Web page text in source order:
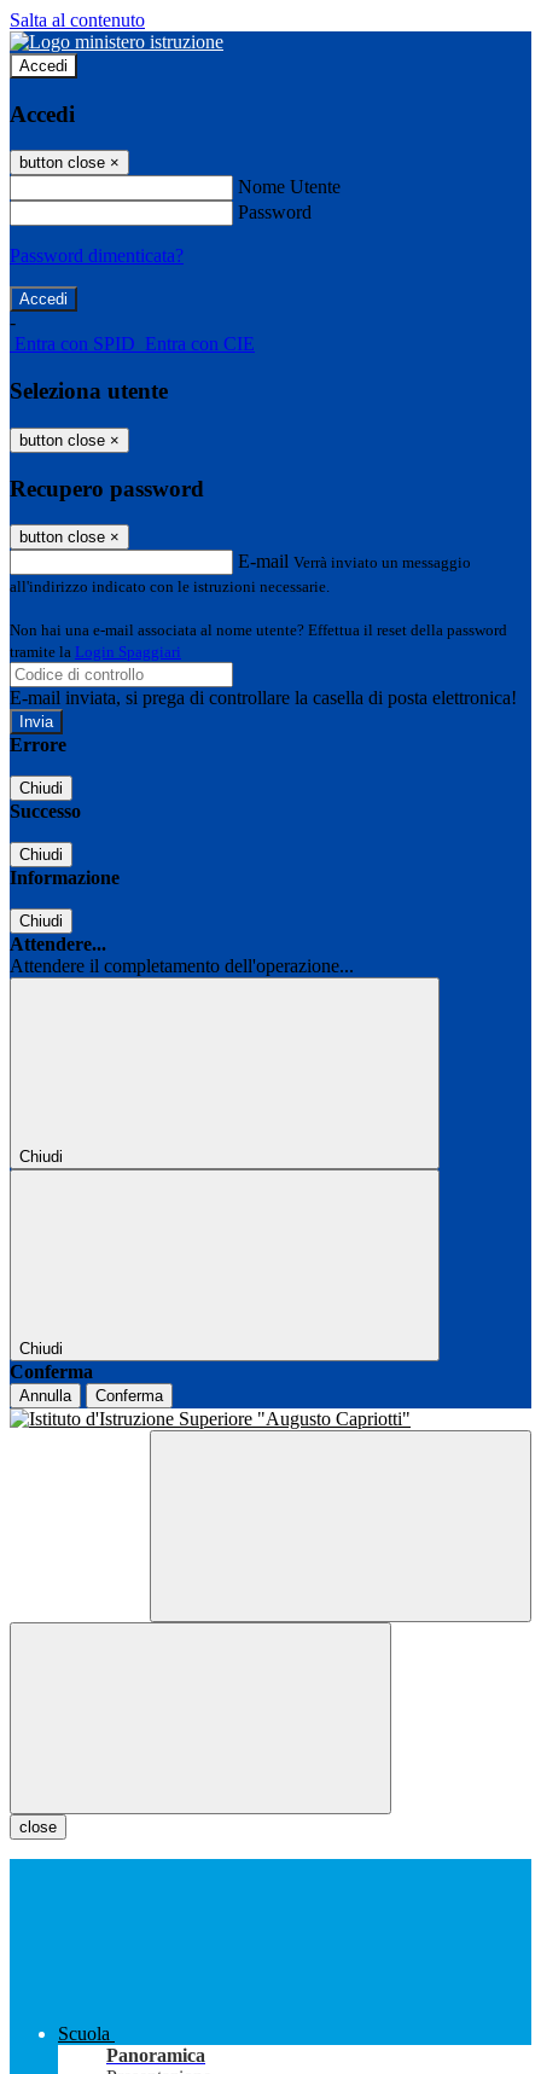
Salta al contenuto
Accedi
Accedi
button close ×
Nome Utente
Password
Password dimenticata?
-
Entra con SPID Entra con CIE
Seleziona utente
button close ×
Recupero password
button close ×
E-mail Verrà inviato un messaggio
all'indirizzo indicato con le istruzioni necessarie.
Non hai una e-mail associata al nome utente? Effettua il reset della password
tramite la Login Spaggiari
E-mail inviata, si prega di controllare la casella di posta elettronica!
Errore
Chiudi
Successo
Chiudi
Informazione
Chiudi
Attendere...
Attendere il completamento dell'operazione...
Chiudi
Chiudi
Conferma
Annulla Conferma
close
Scuola
Panoramica